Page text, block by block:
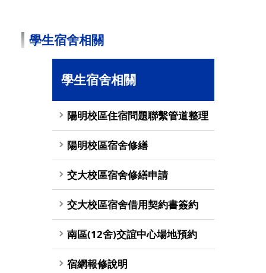
學生宿舍相關
學生宿舍相關
陽明校區住宿問題聯繫管道整理
陽明校區宿舍修繕
交大校區宿舍修繕申請
交大校區宿舍借用契約書簽約
南區(12舍)交誼中心場地預約
宿網報修說明